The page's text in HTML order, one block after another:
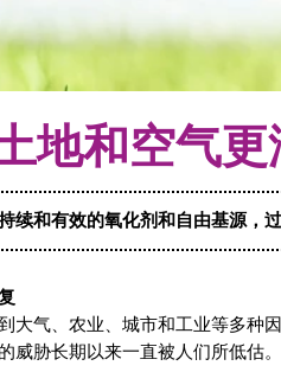
地和空气更
续和有效的氧化剂和自由基源，
大气、农业、城市和工业等多种
威胁长期以来一直被人们所低估。